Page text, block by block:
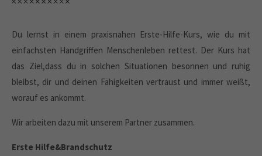
Du lernst in einem praxisnahen Erste-Hilfe-Kurs, wie du mit
einfachsten Handgriffen Menschenleben rettest. Der Kurs hat
das Ziel,dass du in solchen Situationen besonnen und ruhig
bleibst, dir und deinen Fähigkeiten vertraust und immer weißt,
worauf es ankommt.
Wir arbeiten dazu mit unserem Partner zusammen.
Erste Hilfe&Brandschutz